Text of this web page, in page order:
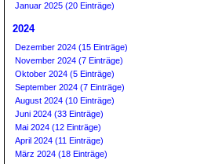
Januar 2025 (20 Einträge)
2024
Dezember 2024 (15 Einträge)
November 2024 (7 Einträge)
Oktober 2024 (5 Einträge)
September 2024 (7 Einträge)
August 2024 (10 Einträge)
Juni 2024 (33 Einträge)
Mai 2024 (12 Einträge)
April 2024 (11 Einträge)
März 2024 (18 Einträge)